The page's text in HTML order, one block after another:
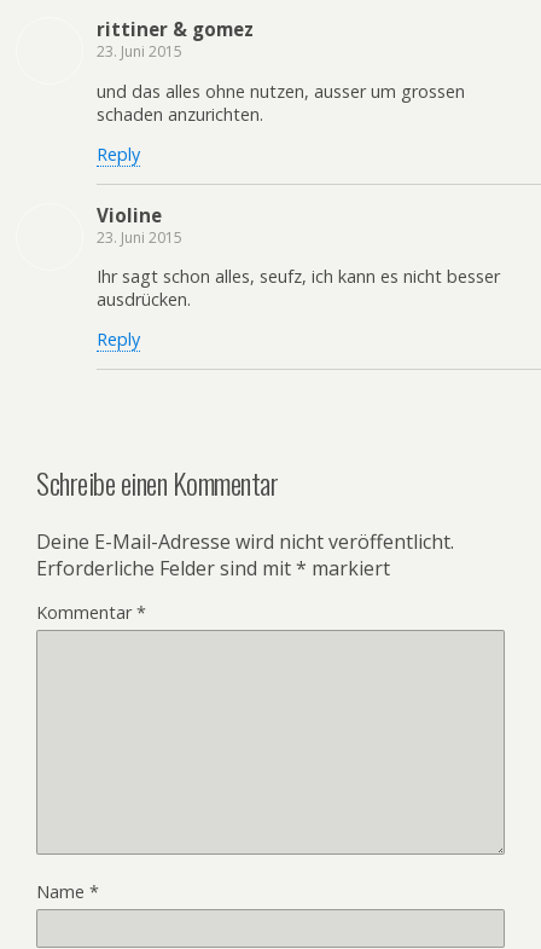
rittiner & gomez
23. Juni 2015
und das alles ohne nutzen, ausser um grossen
schaden anzurichten.
Reply
Violine
23. Juni 2015
Ihr sagt schon alles, seufz, ich kann es nicht besser
ausdrücken.
Reply
Schreibe einen Kommentar
Deine E-Mail-Adresse wird nicht veröffentlicht.
Erforderliche Felder sind mit* markiert
Kommentar*
Name *